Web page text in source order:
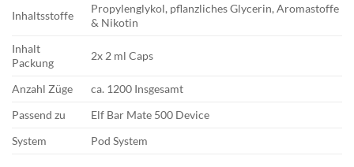
Inhaltsstoffe
Propylenglykol, pflanzliches Glycerin, Aromastoffe
& Nikotin
Inhalt
Packung
2x 2 ml Caps
Anzahl Züge
ca. 1200 Insgesamt
Passend zu
Elf Bar Mate 500 Device
System
Pod System